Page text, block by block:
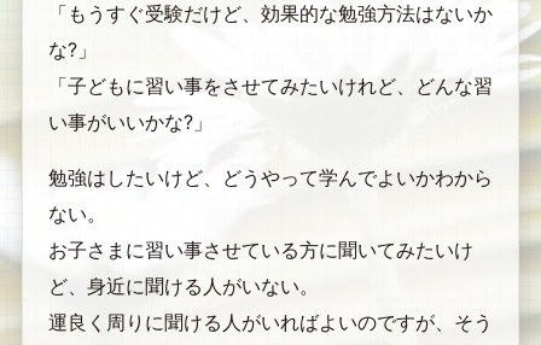
「もうすぐ受験だけど、効果的な勉強方法はないか
な?」
「子どもに習い事をさせてみたいけれど、どんな習
い事がいいかな?」
勉強はしたいけど、どうやって学んでよいかわから
ない。
お子さまに習い事させている方に聞いてみたいけ
ど、身近に聞ける人がいない。
運良く周りに聞ける人がいればよいのですが、そう